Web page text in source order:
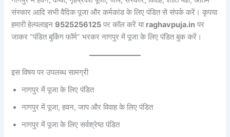
संस्कार आदि सभी वैदिक पूजा और कर्मकांड के लिए पंडित से संपर्क करें। कृपया
हमारी हेल्पलाइन 9525256125 पर कॉल करें या raghavpuja.in पर
जाकर “पंडित बुकिंग फॉर्म” भरकर नागपुर में पूजा के लिए पंडित बुक करें।
इस विषय पर उपलब्ध सामग्री
नागपुर में पूजा के लिए पंडित
नागपुर में पूजा, हवन, जाप और विवाह के लिए पंडित
नागपुर में पूजा के लिए सर्वश्रेष्ठ पंडित